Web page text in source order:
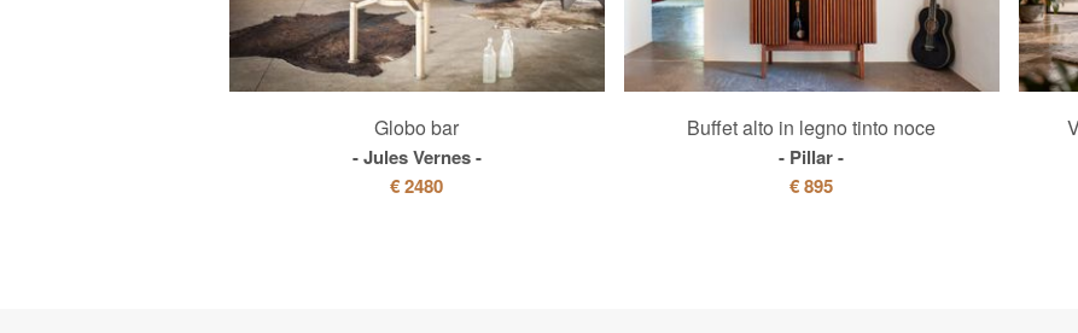
Globo bar
Jules Vernes
€ 2480
Buffet alto in legno tinto noce
Pillar
€ 895